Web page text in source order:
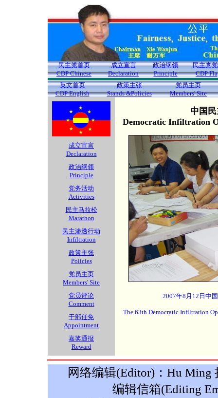
民主党首页
CDP Chinese
成立宣言
Declaration
政治纲领
Principle
民主党
CDP
英文首页
CDP English
政策主张
Stands &Policies
党员主页
Members' Site
成立宣言
Declaration
政治纲领
Principle
党务活动
Activities
民主马拉松
Marathon
民主渗透行动
Infiltration
政策主张
Policies
党员主页
Members' Site
党员评论
Comment
干部任免
Appointment
嘉奖通报
Reward
中国
Democratic Infiltration
2007年8月12日中
The 63th Democratic Infiltration
网络编辑(Editor)：Hu Ming
编辑信箱(Editing